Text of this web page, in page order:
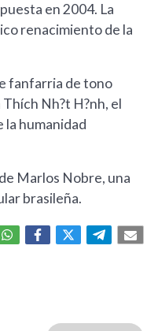
en 2004. La
renacimiento de la
fanfarria de tono
Nh?t H?nh, el
la humanidad
Marlos Nobre, una
brasileña.